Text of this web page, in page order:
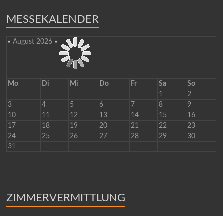
MESSEKALENDER
« August 2026 »
Mo Di Mi Do Fr Sa
So
1
2
3
4 5 6 7 8
9
10
11 12 13 14 15
16
17
18 19 20 21 22
23
24
25 26 27 28 29
30
31
ZIMMERVERMITTLUNG